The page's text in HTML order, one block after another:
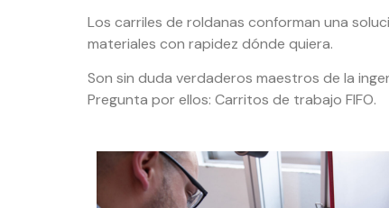
Los carriles de roldanas conforman una
materiales con rapidez dónde quiera.
Son sin duda verdaderos maestros de la
Pregunta por ellos: Carritos de trabajo FIFO.